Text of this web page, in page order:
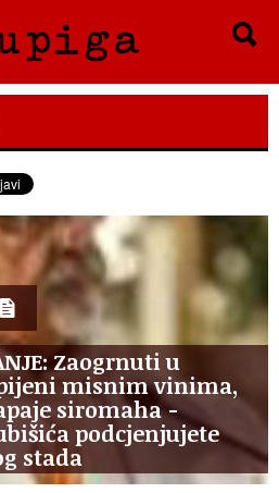
Zaogrnuti u
misnim vinima,
siromaha -
podcjenjujete
stada